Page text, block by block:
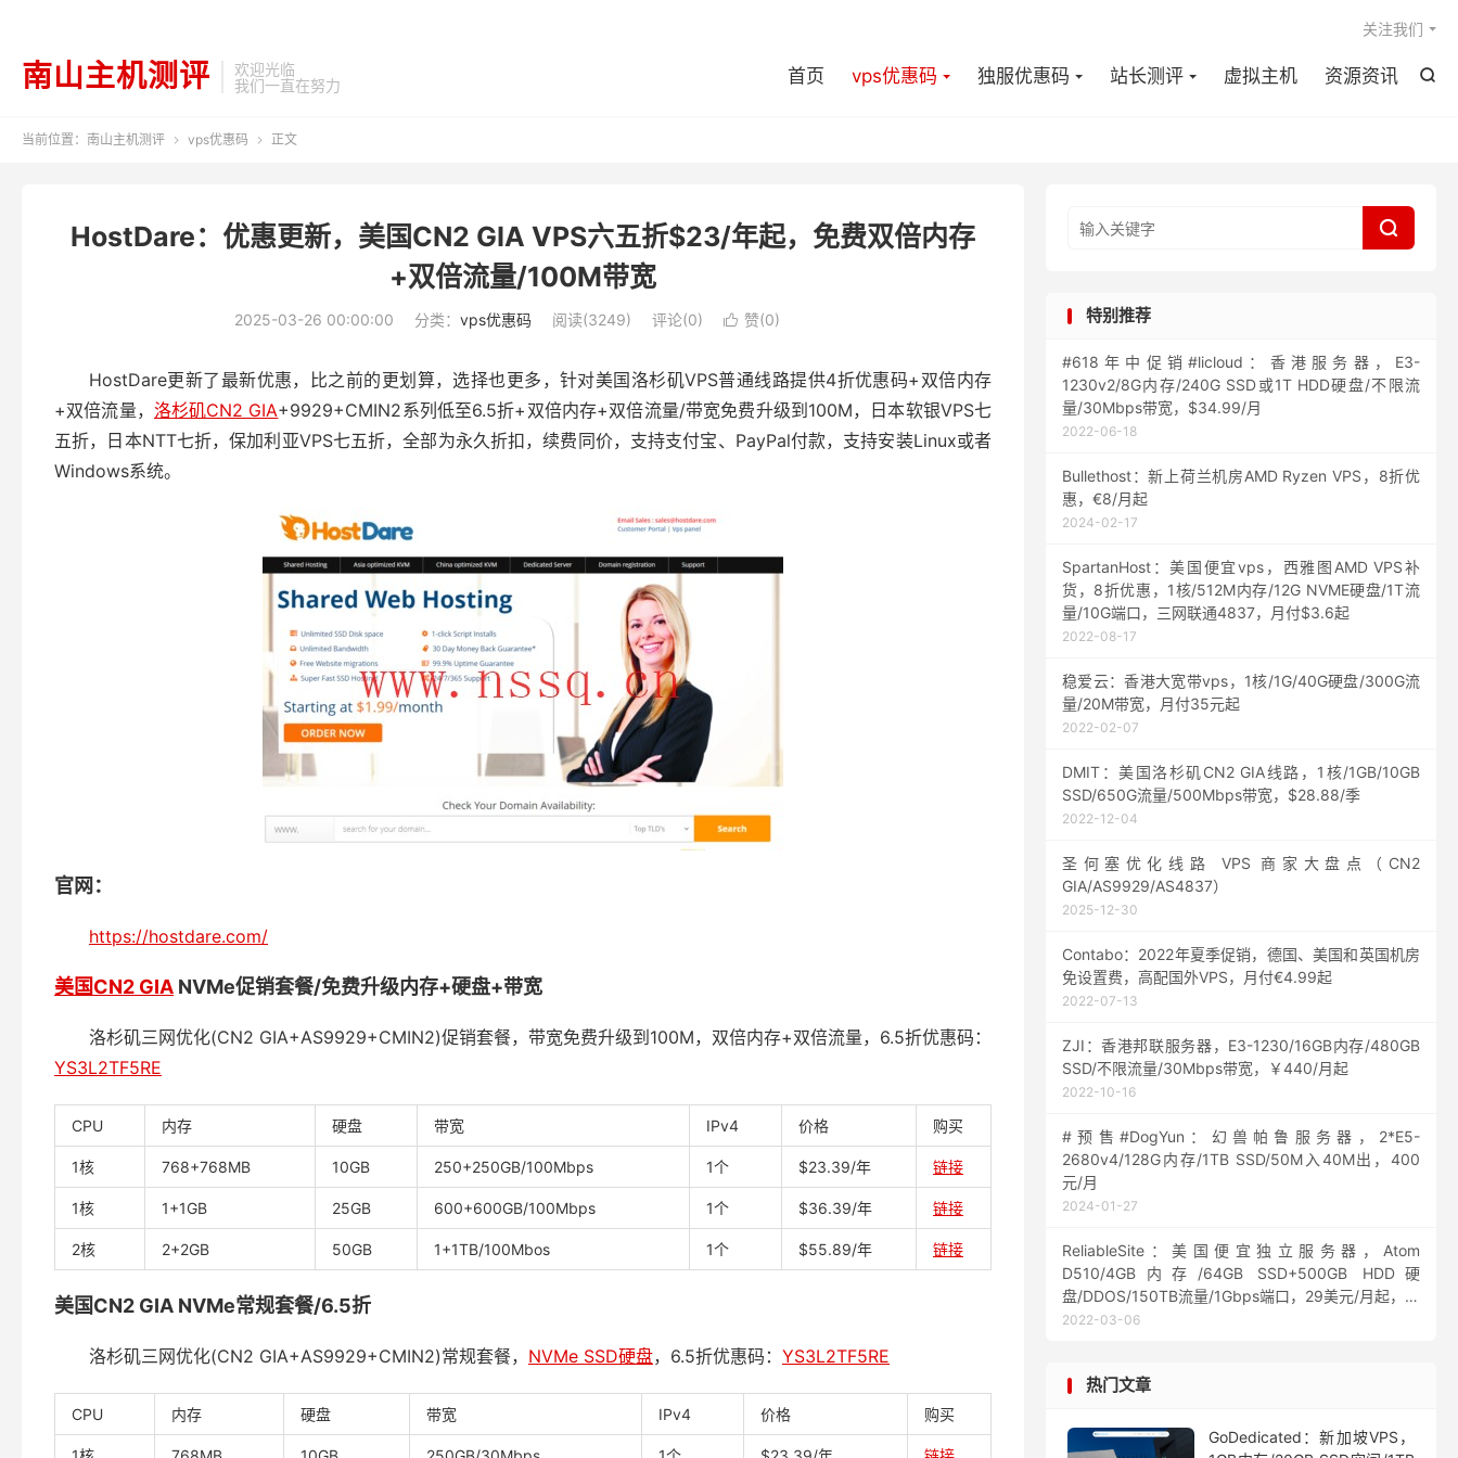
南山主机测评
欢迎光临
我们一直在努力

首页 vps优惠码 独服优惠码 站长测评 虚拟主机 资源资讯
关注我们
当前位置： 南山主机测评  vps优惠码  正文
HostDare：优惠更新，美国CN2 GIA VPS六五折$23/年起，免费双倍内存
+双倍流量/100M带宽
2025-03-26 00:00:00 分类： vps优惠码 阅读(3249) 评论(0)  赞(0)
HostDare更新了最新优惠，比之前的更划算，选择也更多，针对美国洛杉矶VPS普通线路提供4折优惠码+双倍内存
+双倍流量， 洛杉矶CN2 GIA+9929+CMIN2系列低至6.5折+双倍内存+双倍流量/带宽免费升级到100M，日本软银VPS七
五折，日本NTT七折，保加利亚VPS七五折，全部为永久折扣，续费同价，支持支付宝、PayPal付款，支持安装Linux或者
Windows系统。
官网：
https://hostdare.com/
美国CN2 GIA NVMe促销套餐/免费升级内存+硬盘+带宽
洛杉矶三网优化(CN2 GIA+AS9929+CMIN2)促销套餐，带宽免费升级到100M，双倍内存+双倍流量，6.5折优惠码：
YS3L2TF5RE
CPU 内存 硬盘 带宽 IPv4 价格 购买
1核 768+768MB 10GB 250+250GB/100Mbps 1个 $23.39/年 链接
1核 1+1GB 25GB 600+600GB/100Mbps 1个 $36.39/年 链接
2核 2+2GB 50GB 1+1TB/100Mbos 1个 $55.89/年 链接
美国CN2 GIA NVMe常规套餐/6.5折
洛杉矶三网优化(CN2 GIA+AS9929+CMIN2)常规套餐， NVMe SSD硬盘，6.5折优惠码： YS3L2TF5RE
CPU 内存 硬盘 带宽 IPv4 价格 购买

特别推荐
#618年中促销#licloud：香港服务器，E3-
1230v2/8G内存/240G SSD或1T HDD硬盘/不限流
量/30Mbps带宽，$34.99/月
2022-06-18
Bullethost：新上荷兰机房AMD Ryzen VPS，8折优
惠，€8/月起
2024-02-17
SpartanHost：美国便宜vps，西雅图AMD VPS补
货，8折优惠，1核/512M内存/12G NVME硬盘/1T流
量/10G端口，三网联通4837，月付$3.6起
2022-08-17
稳爱云：香港大宽带vps，1核/1G/40G硬盘/300G流
量/20M带宽，月付35元起
2022-02-07
DMIT：美国洛杉矶CN2 GIA线路，1核/1GB/10GB
SSD/650G流量/500Mbps带宽，$28.88/季
2022-12-04
圣何塞优化线路 VPS 商家大盘点（CN2
GIA/AS9929/AS4837）
2025-12-30
Contabo：2022年夏季促销，德国、美国和英国机房
免设置费，高配国外VPS，月付€4.99起
2022-07-13
ZJI：香港邦联服务器，E3-1230/16GB内存/480GB
SSD/不限流量/30Mbps带宽，￥440/月起
2022-10-16
#预售#DogYun：幻兽帕鲁服务器，2*E5-
2680v4/128G内存/1TB SSD/50M入40M出，400
元/月
2024-01-27
ReliableSite：美国便宜独立服务器，Atom
D510/4GB内存/64GB SSD+500GB HDD硬
盘/DDOS/150TB流量/1Gbps端口，29美元/月起，洛
杉矶/纽约/迈阿密机房
2022-03-06
热门文章
GoDedicated：新加坡VPS，